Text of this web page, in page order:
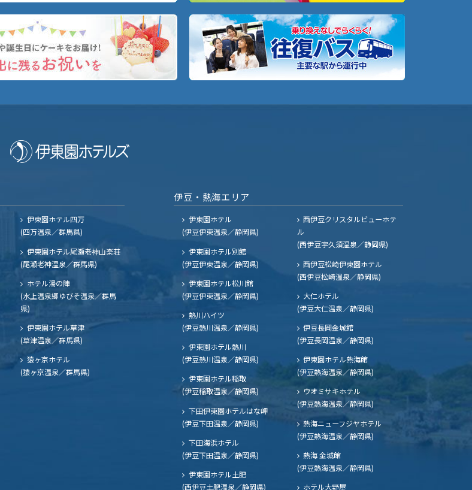
伊東園ホテル四万
(四万温泉／群馬県)
伊東園ホテル尾瀬老神山楽荘
(尾瀬老神温泉／群馬県)
ホテル湯の陣
(水上温泉郷ゆびそ温泉／群馬
県)
伊東園ホテル草津
(草津温泉／群馬県)
猿ヶ京ホテル
(猿ヶ京温泉／群馬県)
伊豆・熱海エリア
伊東園ホテル
(伊豆伊東温泉／静岡県)
伊東園ホテル別館
(伊豆伊東温泉／静岡県)
伊東園ホテル松川館
(伊豆伊東温泉／静岡県)
熱川ハイツ
(伊豆熱川温泉／静岡県)
伊東園ホテル熱川
(伊豆熱川温泉／静岡県)
伊東園ホテル稲取
(伊豆稲取温泉／静岡県)
下田伊東園ホテルはな岬
(伊豆下田温泉／静岡県)
下田海浜ホテル
(伊豆下田温泉／静岡県)
伊東園ホテル土肥
(西伊豆土肥温泉／静岡県)
西伊豆クリスタルビューホテ
ル
(西伊豆宇久須温泉／静岡県)
西伊豆松崎伊東園ホテル
(西伊豆松崎温泉／静岡県)
大仁ホテル
(伊豆大仁温泉／静岡県)
伊豆長岡金城館
(伊豆長岡温泉／静岡県)
伊東園ホテル熱海館
(伊豆熱海温泉／静岡県)
ウオミサキホテル
(伊豆熱海温泉／静岡県)
熱海ニューフジヤホテル
(伊豆熱海温泉／静岡県)
熱海 金城館
(伊豆熱海温泉／静岡県)
ホテル大野屋